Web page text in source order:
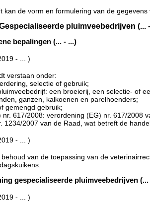
kan de vorm en formulering van de
pluimveebedrijven (...
bepalingen (... - ...)
- ... )
verstaan onder:
selectie of gebruik;
een broeierij, een selectie- of
ganzen, kalkoenen en parelhoenders;
gemengd gebruik;
nr. 617/2008: verordening (EG) nr. 617/2008
1234/2007 van de Raad, wat betreft de
- ... )
van de toepassing van de
gespecialiseerde pluimveebedrijven (...
- ... )